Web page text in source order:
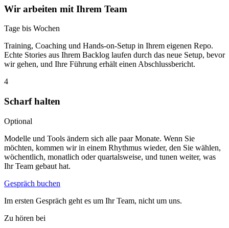
Wir arbeiten mit Ihrem Team
Tage bis Wochen
Training, Coaching und Hands-on-Setup in Ihrem eigenen Repo.
Echte Stories aus Ihrem Backlog laufen durch das neue Setup, bevor
wir gehen, und Ihre Führung erhält einen Abschlussbericht.
4
Scharf halten
Optional
Modelle und Tools ändern sich alle paar Monate. Wenn Sie
möchten, kommen wir in einem Rhythmus wieder, den Sie wählen,
wöchentlich, monatlich oder quartalsweise, und tunen weiter, was
Ihr Team gebaut hat.
Gespräch buchen
Im ersten Gespräch geht es um Ihr Team, nicht um uns.
Zu hören bei